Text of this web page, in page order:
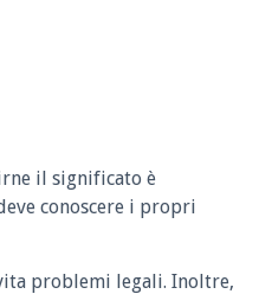
il significato è
conoscere i propri
problemi legali. Inoltre,